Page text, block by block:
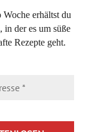
erhältst du
in der es um süße
Rezepte geht.